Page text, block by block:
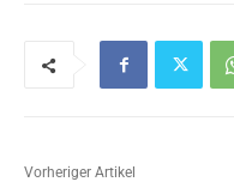
Vorheriger Artikel